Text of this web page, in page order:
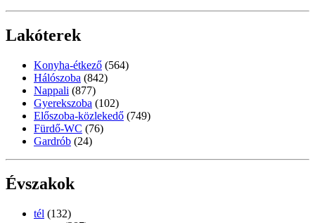
Lakóterek
Konyha-étkező (564)
Hálószoba (842)
Nappali (877)
Gyerekszoba (102)
Előszoba-közlekedő (749)
Fürdő-WC (76)
Gardrób (24)
Évszakok
tél (132)